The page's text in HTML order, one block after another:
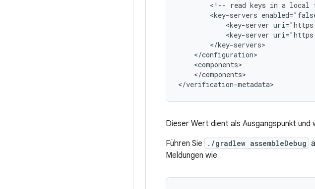
<!-- read keys in a local
<key-servers
<key-server
<key-server
</components>
Dieser Wert dient als Ausgangspunkt
Führen Sie
./gradlew assembleDebug
Meldungen wie